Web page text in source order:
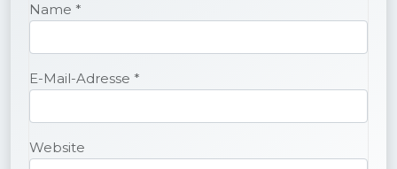
Name *
E-Mail-Adresse *
Website